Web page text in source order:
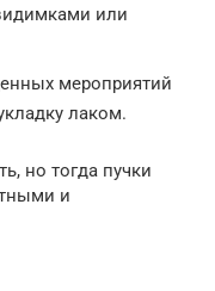
или
мероприятий
лаком.
но тогда пучки
и